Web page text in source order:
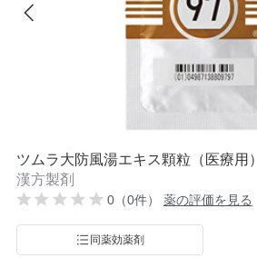
ツムラ大防風湯エキス顆粒（医療用）
漢方製剤
0（0件） 薬の評価を見る
同薬効薬剤